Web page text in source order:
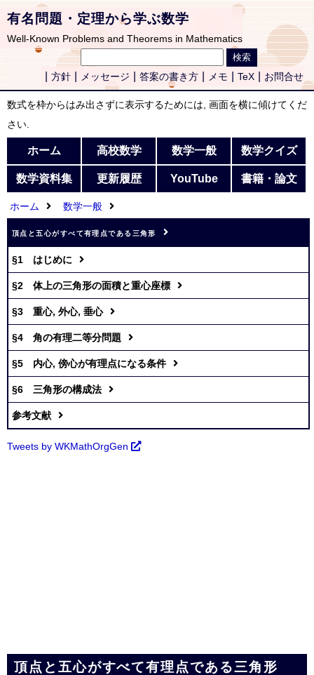
有名問題・定理から学ぶ数学
Well-Known Problems and Theorems in Mathematics
方針 メッセージ 答案の書き方 メモ TeX お問合せ
数式を枠からはみ出さずに表示するためには, 画面を横に傾けてくだ
さい.
ホーム 高校数学 数学一般 数学クイズ
数学資料集 更新履歴 YouTube 書籍・論文
ホーム 数学一般
頂点と五心がすべて有理点である三角形
§1 はじめに
§2 体上の三角形の面積と重心座標
§3 重心, 外心, 垂心
§4 角の有理二等分問題
§5 内心, 傍心が有理点になる条件
§6 三角形の構成法
参考文献
Tweets by WKMathOrgGen
頂点と五心がすべて有理点である三角形